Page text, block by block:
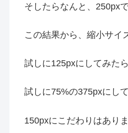
そしたらなんと、250px
この結果から、縮小サイ
試しに125pxにしてみた
試しに75%の375pxにし
150pxにこだわりはあり